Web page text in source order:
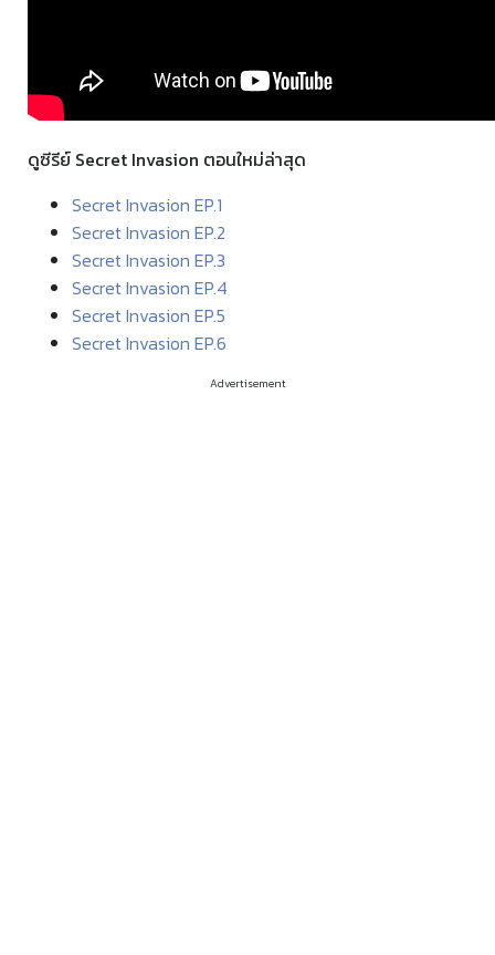
ดูซีรีย์ Secret Invasion ตอนใหม่ล่าสุด
Secret Invasion EP.1
Secret Invasion EP.2
Secret Invasion EP.3
Secret Invasion EP.4
Secret Invasion EP.5
Secret Invasion EP.6
Advertisement